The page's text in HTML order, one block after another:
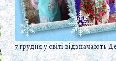
7 грудня у світі відзначають